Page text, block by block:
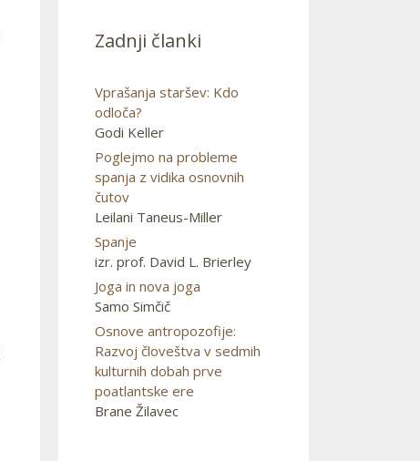
Zadnji članki
Vprašanja staršev: Kdo
odloča?
Godi Keller
Poglejmo na probleme
spanja z vidika osnovnih
čutov
Leilani Taneus-Miller
Spanje
izr. prof. David L. Brierley
Joga in nova joga
Samo Simčič
Osnove antropozofije:
Razvoj človeštva v sedmih
kulturnih dobah prve
poatlantske ere
Brane Žilavec